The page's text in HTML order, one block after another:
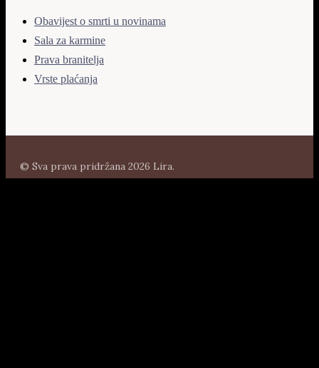
Obavijest o smrti u novinama
Sala za karmine
Prava branitelja
Vrste plaćanja
© Sva prava pridržana 2026 Lira.